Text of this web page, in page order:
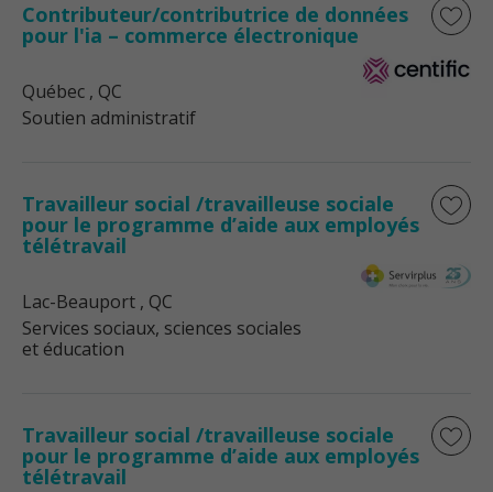
Contributeur/contributrice de données
pour l'ia – commerce électronique
Québec , QC
Soutien administratif
Travailleur social /travailleuse sociale
pour le programme d’aide aux employés
télétravail
Lac-Beauport , QC
Services sociaux, sciences sociales
et éducation
Travailleur social /travailleuse sociale
pour le programme d’aide aux employés
télétravail